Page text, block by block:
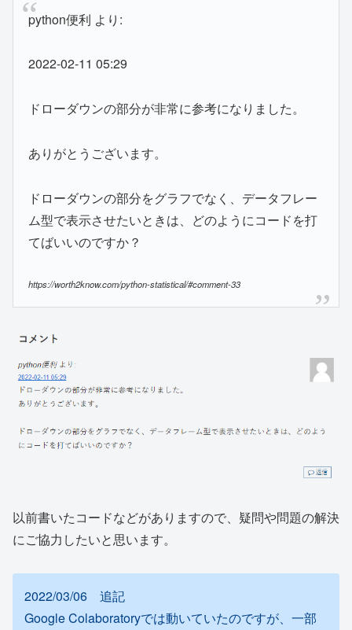
python便利 より:
2022-02-11 05:29
ドローダウンの部分が非常に参考になりました。
ありがとうございます。
ドローダウンの部分をグラフでなく、データフレー
ム型で表示させたいときは、どのようにコードを打
てばいいのですか？
https://worth2know.com/python-statistical/#comment-33
以前書いたコードなどがありますので、疑問や問題の解決
にご協力したいと思います。
2022/03/06 追記
Google Colaboratoryでは動いていたのですが、一部